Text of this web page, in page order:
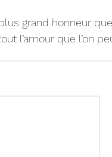
grand honneur que
l’amour que l’on